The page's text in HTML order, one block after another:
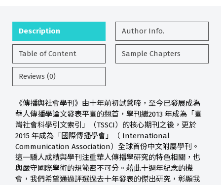
Description Author Info.
Table of Content Sample Chapters
Reviews (0)
《傳播與社會學刊》由十年前初試鶯啼，至今已發展成為
華人傳播學論文發表平臺的翹首，學刊繼2013 年成為「臺
灣社會科學引文索引」（TSSCI）的核心期刊之後，更於
2015 年成為「國際傳播學會」（ International
Communication Association）全球首份中文附屬學刊。
這一驕人成績與學刊注重華人傳播學研究的特色相關，也
與嚴守國際學術的規範密不可分。藉此十週年紀念的機
會，我們希望通過評選過去十年發表的傑出研究，彰顯我